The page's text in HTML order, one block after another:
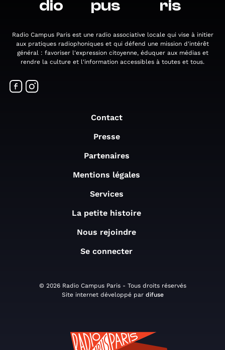
dio pus ris
Radio Campus Paris est une radio associative locale qui vise à initier
aux pratiques radiophoniques et qui défend une mission d'intérêt
général : favoriser l'expression citoyenne, éduquer aux médias et
rendre la culture et l'information accessibles à toutes et tous.
Contact
Presse
Partenaires
Mentions légales
Services
La petite histoire
Nous rejoindre
Se connecter
© 2026 Radio Campus Paris - Tous droits réservés
Site internet développé par difuse